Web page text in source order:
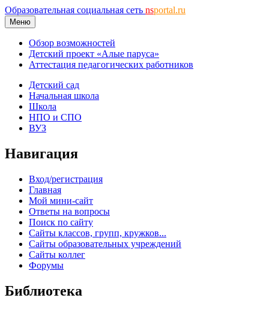
Образовательная социальная сеть nsportal.ru
Меню
Обзор возможностей
Детский проект «Алые паруса»
Аттестация педагогических работников
Детский сад
Начальная школа
Школа
НПО и СПО
ВУЗ
Навигация
Вход/регистрация
Главная
Мой мини-сайт
Ответы на вопросы
Поиск по сайту
Сайты классов, групп, кружков...
Сайты образовательных учреждений
Сайты коллег
Форумы
Библиотека